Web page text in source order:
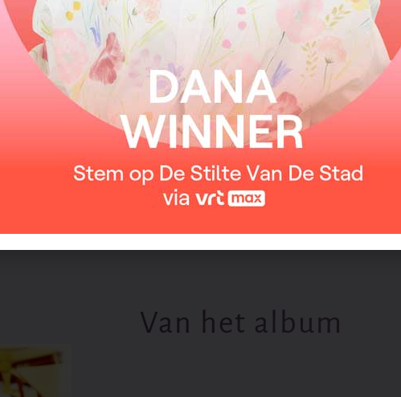
Eén keer één moment in die zee van tijd
De tijd die je dromen doet
Van het album